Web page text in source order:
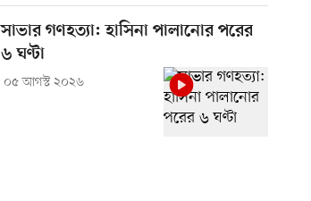
সাভার গণহত্যা: হাসিনা পালানোর পরের
৬ ঘণ্টা
০৫ আগস্ট ২০২৬